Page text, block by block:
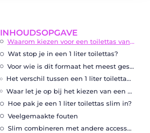
INHOUDSOPGAVE
Waarom kiezen voor een toilettas van 1 liter?
Wat stop je in een 1 liter toilettas?
Voor wie is dit formaat het meest geschikt?
Het verschil tussen een 1 liter toilettas en een gewone toilettas
Waar let je op bij het kiezen van een goede 1 liter toilettas?
Hoe pak je een 1 liter toilettas slim in?
Veelgemaakte fouten
Slim combineren met andere accessoires